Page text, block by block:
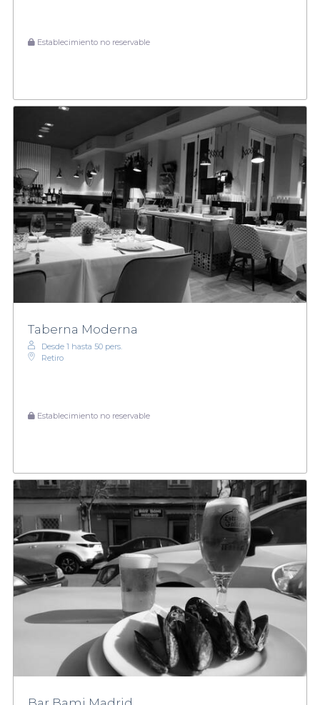
Establecimiento no reservable
Taberna Moderna
Desde 1 hasta 50 pers.
Retiro
Establecimiento no reservable